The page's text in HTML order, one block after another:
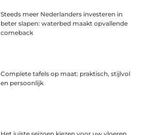
Steeds meer Nederlanders investeren in
beter slapen: waterbed maakt opvallende
comeback
Complete tafels op maat: praktisch, stijlvol
en persoonlijk